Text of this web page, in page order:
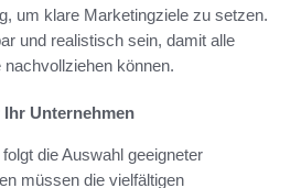
um klare Marketingziele zu setzen.
und realistisch sein, damit alle
können.
Unternehmen
die Auswahl geeigneter
müssen die vielfältigen